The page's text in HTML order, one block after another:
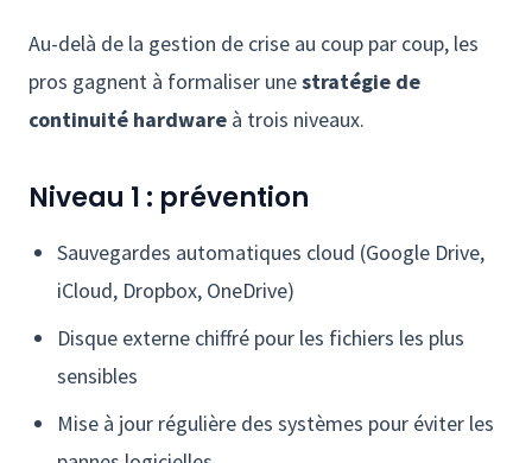
Au-delà de la gestion de crise au coup par coup, les
pros gagnent à formaliser unestratégie de
continuité hardware à trois niveaux.
Niveau 1 : prévention
Sauvegardes automatiques cloud (Google Drive,
iCloud, Dropbox, OneDrive)
Disque externe chiffré pour les fichiers les plus
sensibles
Mise à jour régulière des systèmes pour éviter les